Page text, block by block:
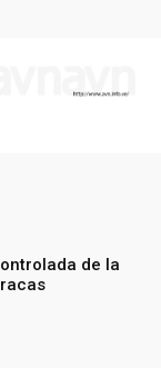
de la